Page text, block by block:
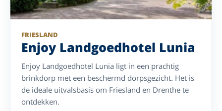
FRIESLAND
Enjoy Landgoedhotel Lunia
Enjoy Landgoedhotel Lunia ligt in een prachtig
brinkdorp met een beschermd dorpsgezicht. Het is
de ideale uitvalsbasis om Friesland en Drenthe te
ontdekken.